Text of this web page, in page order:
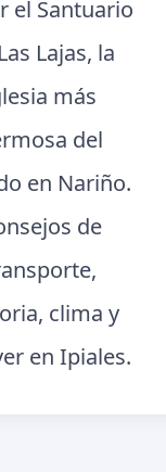
el Santuario
Lajas, la
más
del
en Nariño.
de
clima y
en Ipiales.